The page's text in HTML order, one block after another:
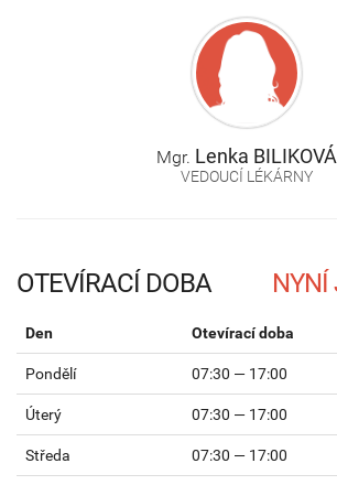
Mgr. Lenka BILIKOVÁ
VEDOUCÍ LÉKÁRNY
OTEVÍRACÍ DOBA
Den Otevírací doba
Pondělí 07:30 — 17:00
Úterý 07:30 — 17:00
Středa 07:30 — 17:00